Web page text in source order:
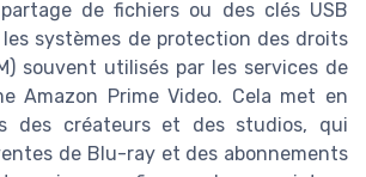
de fichiers ou des clés USB
systèmes de protection des droits
souvent utilisés par les services de
Amazon Prime Video. Cela met en
des créateurs et des studios, qui
de Blu-ray et des abonnements